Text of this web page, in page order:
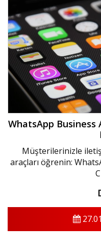
WhatsApp Business
Müşterilerinizle
araçları öğrenin: